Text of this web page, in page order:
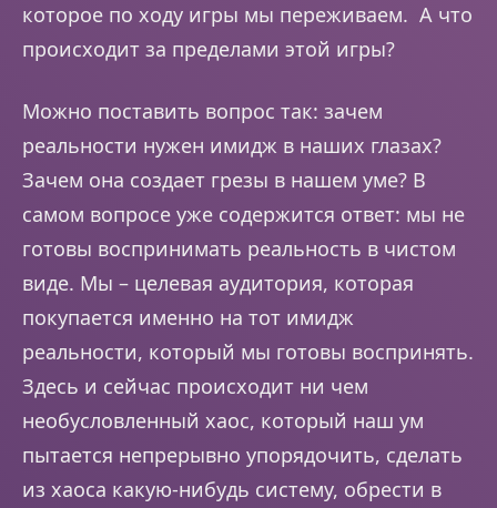
которое по ходу игры мы переживаем. А что
происходит за пределами этой игры?
Можно поставить вопрос так: зачем
реальности нужен имидж в наших глазах?
Зачем она создает грезы в нашем уме? В
самом вопросе уже содержится ответ: мы не
готовы воспринимать реальность в чистом
виде. Мы – целевая аудитория, которая
покупается именно на тот имидж
реальности, который мы готовы воспринять.
Здесь и сейчас происходит ни чем
необусловленный хаос, который наш ум
пытается непрерывно упорядочить, сделать
из хаоса какую-нибудь систему, обрести в